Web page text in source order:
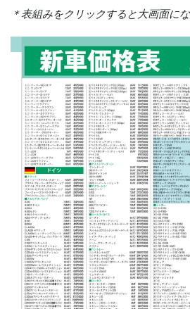
＊表組みをクリックすると大画面に